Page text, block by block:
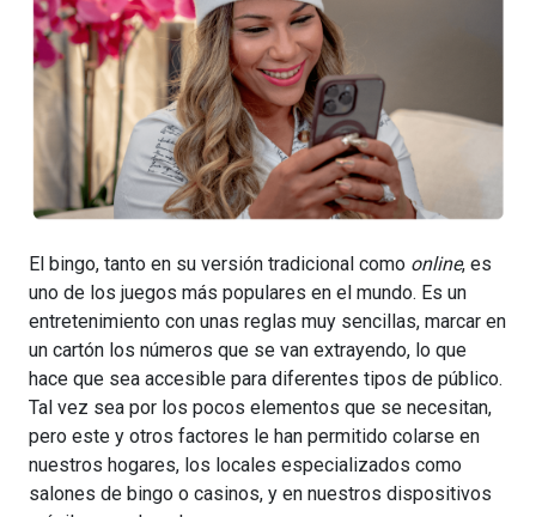
El bingo, tanto en su versión tradicional como online, es
uno de los juegos más populares en el mundo. Es un
entretenimiento con unas reglas muy sencillas, marcar en
un cartón los números que se van extrayendo, lo que
hace que sea accesible para diferentes tipos de público.
Tal vez sea por los pocos elementos que se necesitan,
pero este y otros factores le han permitido colarse en
nuestros hogares, los locales especializados como
salones de bingo o casinos, y en nuestros dispositivos